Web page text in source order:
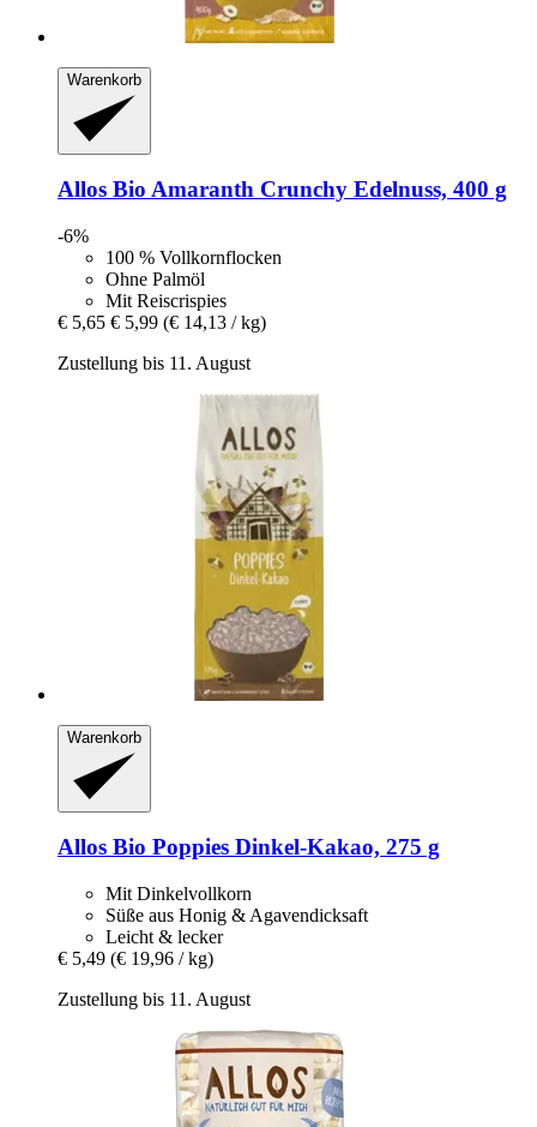
Warenkorb
Allos Bio Amaranth Crunchy Edelnuss, 400 g
-6%
100 % Vollkornflocken
Ohne Palmöl
Mit Reiscrispies
€ 5,65 € 5,99 (€ 14,13 / kg)
Zustellung bis 11. August
Warenkorb
Allos Bio Poppies Dinkel-​Kakao, 275 g
Mit Dinkelvollkorn
Süße aus Honig & Agavendicksaft
Leicht & lecker
€ 5,49 (€ 19,96 / kg)
Zustellung bis 11. August